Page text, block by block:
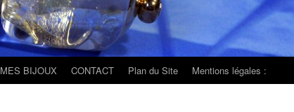
MES BIJOUX CONTACT Plan du Site Mentions légales :